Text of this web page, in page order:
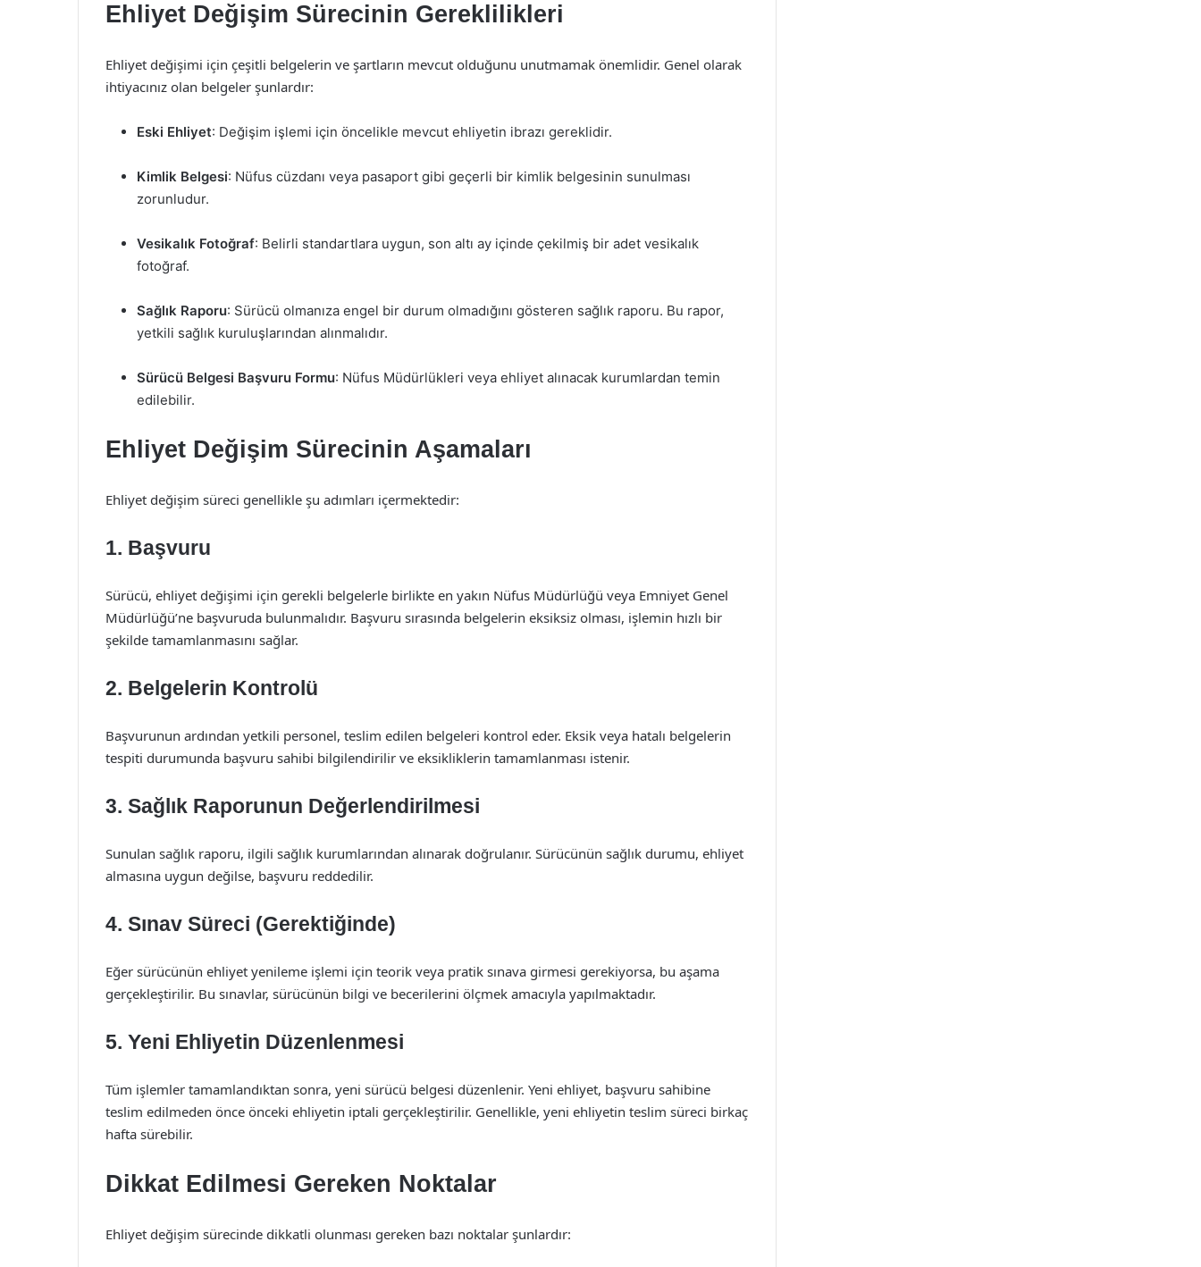
Ehliyet Değişim Sürecinin Gereklilikleri
Ehliyet değişimi için çeşitli belgelerin ve şartların mevcut olduğunu unutmamak önemlidir. Genel olarak
ihtiyacınız olan belgeler şunlardır:
Eski Ehliyet: Değişim işlemi için öncelikle mevcut ehliyetin ibrazı gereklidir.
Kimlik Belgesi: Nüfus cüzdanı veya pasaport gibi geçerli bir kimlik belgesinin sunulması
zorunludur.
Vesikalık Fotoğraf: Belirli standartlara uygun, son altı ay içinde çekilmiş bir adet vesikalık
fotoğraf.
Sağlık Raporu: Sürücü olmanıza engel bir durum olmadığını gösteren sağlık raporu. Bu rapor,
yetkili sağlık kuruluşlarından alınmalıdır.
Sürücü Belgesi Başvuru Formu: Nüfus Müdürlükleri veya ehliyet alınacak kurumlardan temin
edilebilir.
Ehliyet Değişim Sürecinin Aşamaları
Ehliyet değişim süreci genellikle şu adımları içermektedir:
1. Başvuru
Sürücü, ehliyet değişimi için gerekli belgelerle birlikte en yakın Nüfus Müdürlüğü veya Emniyet Genel
Müdürlüğü’ne başvuruda bulunmalıdır. Başvuru sırasında belgelerin eksiksiz olması, işlemin hızlı bir
şekilde tamamlanmasını sağlar.
2. Belgelerin Kontrolü
Başvurunun ardından yetkili personel, teslim edilen belgeleri kontrol eder. Eksik veya hatalı belgelerin
tespiti durumunda başvuru sahibi bilgilendirilir ve eksikliklerin tamamlanması istenir.
3. Sağlık Raporunun Değerlendirilmesi
Sunulan sağlık raporu, ilgili sağlık kurumlarından alınarak doğrulanır. Sürücünün sağlık durumu, ehliyet
almasına uygun değilse, başvuru reddedilir.
4. Sınav Süreci (Gerektiğinde)
Eğer sürücünün ehliyet yenileme işlemi için teorik veya pratik sınava girmesi gerekiyorsa, bu aşama
gerçekleştirilir. Bu sınavlar, sürücünün bilgi ve becerilerini ölçmek amacıyla yapılmaktadır.
5. Yeni Ehliyetin Düzenlenmesi
Tüm işlemler tamamlandıktan sonra, yeni sürücü belgesi düzenlenir. Yeni ehliyet, başvuru sahibine
teslim edilmeden önce önceki ehliyetin iptali gerçekleştirilir. Genellikle, yeni ehliyetin teslim süreci birkaç
hafta sürebilir.
Dikkat Edilmesi Gereken Noktalar
Ehliyet değişim sürecinde dikkatli olunması gereken bazı noktalar şunlardır: